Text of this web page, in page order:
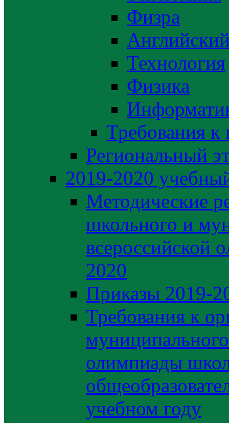
Физра
Технология
Физика
Требования
Региональный
2019-2020
Методические
школьного и
всероссийской
2020
Приказы 2019-
Требования к
олимпиады
учебном году